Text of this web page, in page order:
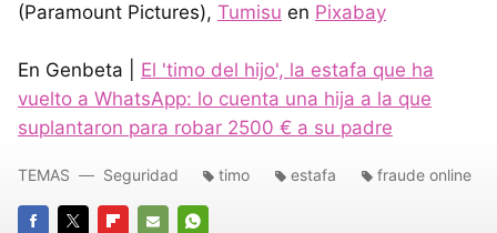
(Paramount Pictures), Tumisu en Pixabay
En Genbeta | El 'timo del hijo', la estafa que ha
vuelto a WhatsApp: lo cuenta una hija a la que
suplantaron para robar 2500 € a su padre
TEMAS Seguridad timo estafa fraude online